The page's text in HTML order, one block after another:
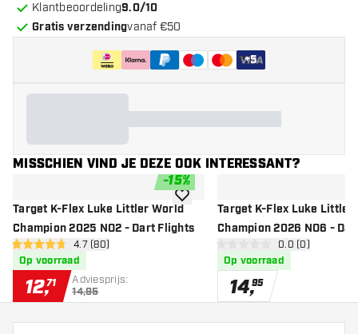
Klantbeoordeling9.0/10
Gratis verzendingvanaf €50
+5
MISSCHIEN VIND JE DEZE OOK INTERESSANT?
-15%
Target K-Flex Luke Littler World
Champion 2025 NO2 - Dart Flights
open reviews drawer
4.7 score sterren4.7 (80)
Op voorraad
12,71 Adviesprijs:
14,95
toevoegen aan verlanglijst
Target K-Flex Luke Littler
Champion 2026 NO6 -
open reviews
0 score sterren0.0 (0)
Op voorraad
14,95